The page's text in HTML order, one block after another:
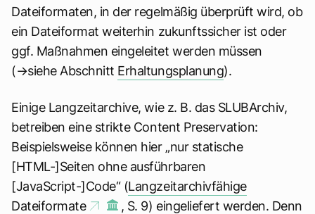
Dateiformaten, in der regelmäßig überprüft wird, ob
ein Dateiformat weiterhin zukunftssicher ist oder
ggf. Maßnahmen eingeleitet werden müssen
(→siehe Abschnitt Erhaltungsplanung).
Einige Langzeitarchive, wie z. B. das SLUBArchiv,
betreiben eine strikte Content Preservation:
Beispielsweise können hier „nur statische
[HTML-]Seiten ohne ausführbaren
[JavaScript-]Code“ (Langzeitarchivfähige
Dateiformate
, S. 9) eingeliefert werden. Denn